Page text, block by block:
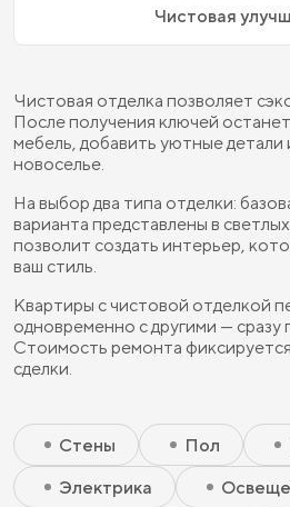
Чистовая
Чистовая отделка позволяет
После получения ключей
мебель, добавить уютные детали
новоселье.
На выбор два типа отделки:
варианта представлены в
позволит создать интерьер,
ваш стиль.
Квартиры с чистовой отделкой
одновременно с другими — сразу
Стоимость ремонта
сделки.
Скрытый элемент 2 - Чистовая
Скрытый элемент 1 - Чистовая
Стены
Пол
Электрика